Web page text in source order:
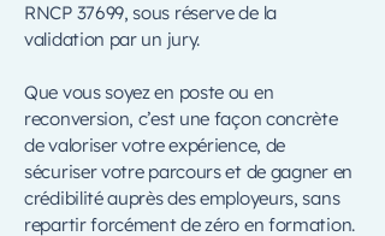
RNCP 37699, sous réserve de la
validation par un jury.
Que vous soyez en poste ou en
reconversion, c’est une façon concrète
de valoriser votre expérience, de
sécuriser votre parcours et de gagner en
crédibilité auprès des employeurs, sans
repartir forcément de zéro en formation.